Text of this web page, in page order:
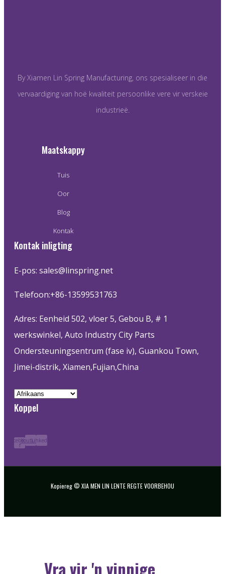
By Xiamen Lin Spring Manufacturing, ons spesialiseer in die
vervaardiging van hoë kwaliteit persoonlike vere vir verskeie
industrieë.
Maatskappy
Tuis
Oor
Blog
Kontak
Kontak inligting
E-pos: sales@linspring.net
Telefoon:+86-13599531763
Adres: Eenheid 502, vloer 5, Gebou B, # 1
werkswinkel, Auto Industry City Parts
Ondersteuningsentrum (fase iv), Guankou Town,
Jimei-distrik, Xiamen,Fujian,China
Koppel
Facebook-
f
YoutubeLinkedin
Kopiereg © XIA MEN LIN LENTE REGTE VOORBEHOU
Vra vir 'n vinnige